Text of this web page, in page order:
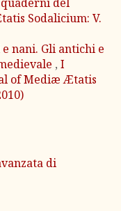
Sodalicium: V.
nani. Gli antichi e
, I
of Mediæ Ætatis
di